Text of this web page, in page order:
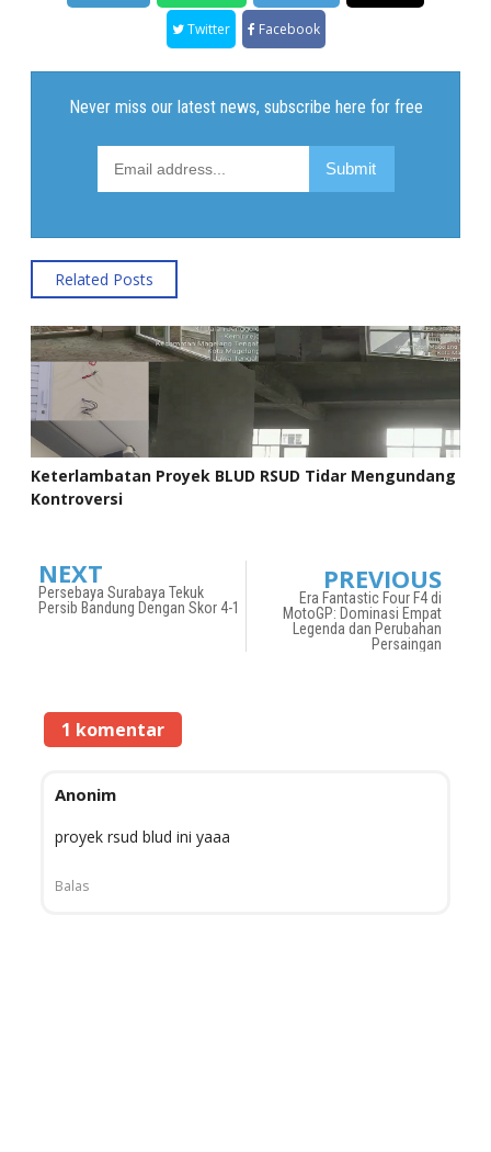
Twitter Facebook
Related Posts
Keterlambatan Proyek BLUD RSUD Tidar Mengundang
Kontroversi
NEXT
Persebaya Surabaya Tekuk
Persib Bandung Dengan Skor 4-1
PREVIOUS
Era Fantastic Four F4 di
MotoGP: Dominasi Empat
Legenda dan Perubahan
Persaingan
1 komentar
Anonim
proyek rsud blud ini yaaa
Balas